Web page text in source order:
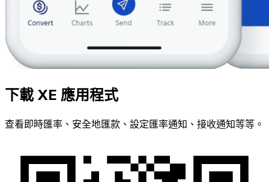
下載 XE 應用程式
查看即時匯率、安全地匯款、設定匯率通知、接收通知等等。